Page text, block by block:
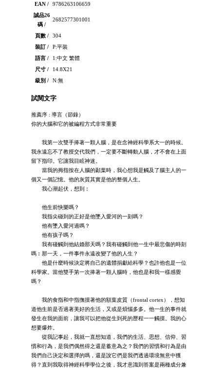
EAN /
9786263106659
誠品26
碼 /
2682577301001
頁數 /
304
裝訂 /
P:平裝
語言 /
1:中文 繁體
尺寸 /
14.8X21
級別 /
N:無
試閱文字
推薦序 : 導言（節錄）
你的大腦和它的被編程方式非常重要
我第一次雙手捧著一顆人腦，是在念神經科學系大一的時候。
我永遠忘不了教授交代我們，一定要不斷轉動人腦，才不會在上面
留下指印。它讓我目眩神迷。
當我的拇指按在人腦的顳葉時，我心想我是觸及了腦主人的一
個又一個記憶。他的灰質其實是他的整個人生。
我心潮起伏，想到︰
他生前快樂嗎？
我指尖碰到的正好是他墜入愛河的一刻嗎？
他有墜入愛河過嗎？
他有孩子嗎？
我有碰觸到他結婚那天嗎？我有碰觸到他一生中最悲傷的時刻
嗎︰那一天，一件事件永遠改變了他的人生？
他是什麼時候決定將自己的遺體捐獻給科學？也許他也是一位
科學家。當他雙手第一次捧著一顆人腦時，他也是和我一樣感覺
嗎？
我的食指和中指撫摸著他的額葉皮質（frontal cortex），想知
道他生前是否過著美好的生活，又或是煩惱多多。他一生的事件就
發生在我的面前，讓我可以把他從生到死的歷程一一觸摸。我的心
想要爆炸。
從我記事起，我就一直想知道，我們的生活、思想、信仰、習
慣和行為，是我們偶然得之還是蓄意為之？我們的習慣和行為是由
我們自己決定和選擇的嗎，還是說它們是我們透過環境無意中獲
得？直到我取得神經科學學位之後，我才意識到答案是兩種成分兼